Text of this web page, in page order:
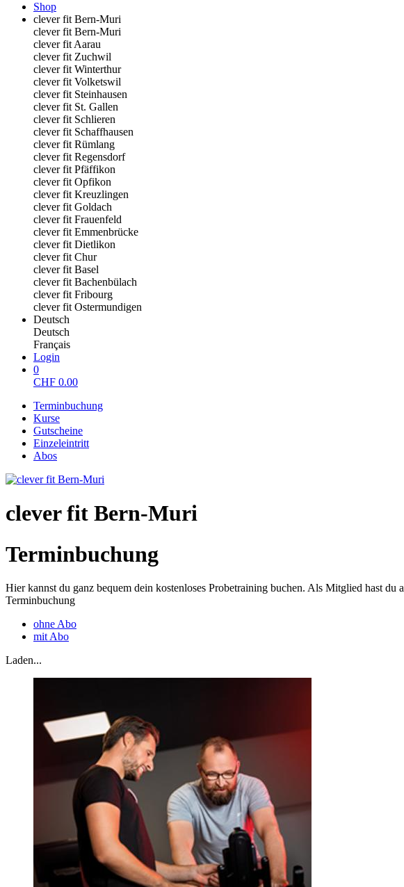
Shop
clever fit Bern-Muri
clever fit Bern-Muri
clever fit Aarau
clever fit Zuchwil
clever fit Winterthur
clever fit Volketswil
clever fit Steinhausen
clever fit St. Gallen
clever fit Schlieren
clever fit Schaffhausen
clever fit Rümlang
clever fit Regensdorf
clever fit Pfäffikon
clever fit Opfikon
clever fit Kreuzlingen
clever fit Goldach
clever fit Frauenfeld
clever fit Emmenbrücke
clever fit Dietlikon
clever fit Chur
clever fit Basel
clever fit Bachenbülach
clever fit Fribourg
clever fit Ostermundigen
Deutsch
Deutsch
Français
Login
0
CHF 0.00
Terminbuchung
Kurse
Gutscheine
Einzeleintritt
Abos
clever fit Bern-Muri
Terminbuchung
Hier kannst du ganz bequem dein kostenloses Probetraining buchen. Als Mitglied hast
Terminbuchung
ohne Abo
mit Abo
Laden...